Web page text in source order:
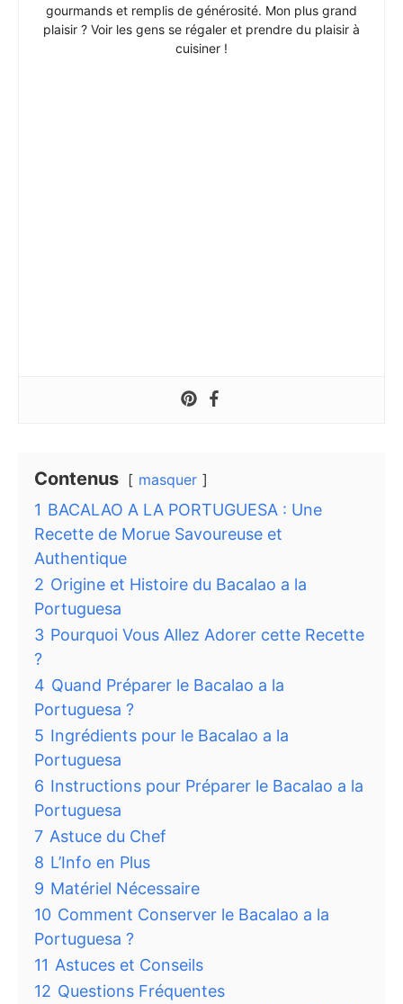
gourmands et remplis de générosité. Mon plus grand
plaisir ? Voir les gens se régaler et prendre du plaisir à
cuisiner !
Contenus masquer
1 BACALAO A LA PORTUGUESA : Une
Recette de Morue Savoureuse et
Authentique
2 Origine et Histoire du Bacalao a la
Portuguesa
3 Pourquoi Vous Allez Adorer cette Recette
?
4 Quand Préparer le Bacalao a la
Portuguesa ?
5 Ingrédients pour le Bacalao a la
Portuguesa
6 Instructions pour Préparer le Bacalao a la
Portuguesa
7 Astuce du Chef
8 L’Info en Plus
9 Matériel Nécessaire
10 Comment Conserver le Bacalao a la
Portuguesa ?
11 Astuces et Conseils
12 Questions Fréquentes